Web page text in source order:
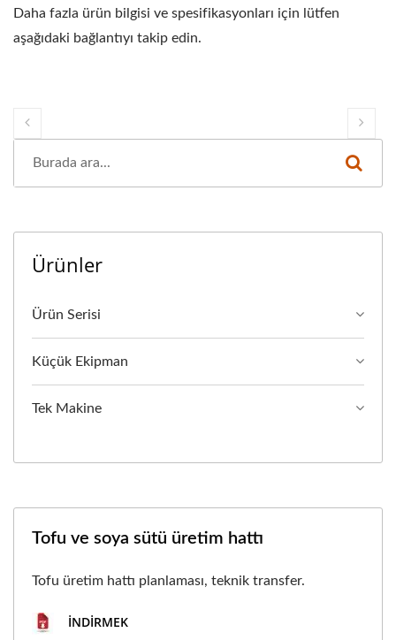
Daha fazla ürün bilgisi ve spesifikasyonları için lütfen
aşağıdaki bağlantıyı takip edin.
Ürünler
Ürün Serisi
Küçük Ekipman
Tek Makine
Tofu ve soya sütü üretim hattı
Tofu üretim hattı planlaması, teknik transfer.
İNDIRMEK